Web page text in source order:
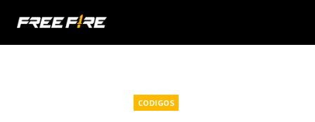
CODIGOS